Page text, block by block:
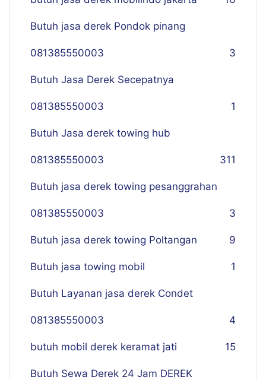
Butuh jasa derek Pondok pinang
081385550003 3
Butuh Jasa Derek Secepatnya
081385550003 1
Butuh Jasa derek towing hub
081385550003 311
Butuh jasa derek towing pesanggrahan
081385550003 3
Butuh jasa derek towing Poltangan 9
Butuh jasa towing mobil 1
Butuh Layanan jasa derek Condet
081385550003 4
butuh mobil derek keramat jati 15
Butuh Sewa Derek 24 Jam DEREK